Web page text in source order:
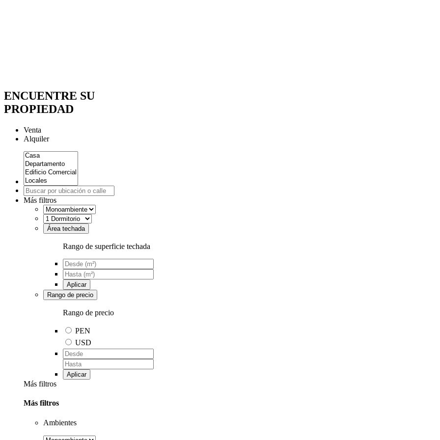
ENCUENTRE SU
PROPIEDAD
Venta
Alquiler
Más filtros
Área techada
Rango de superficie techada
Aplicar
Rango de precio
Rango de precio
PEN
USD
Aplicar
Más filtros
Más filtros
Ambientes